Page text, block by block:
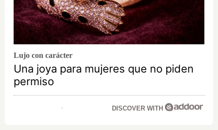
Lujo con carácter
Una joya para mujeres que no piden
permiso
DISCOVER WITH